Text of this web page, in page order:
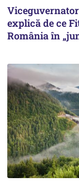
explică de ce
România în